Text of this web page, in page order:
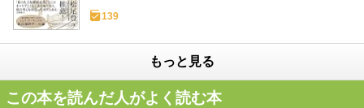
139
もっと見る
この本を読んだ人がよく読む本